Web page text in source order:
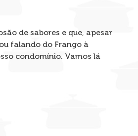
de sabores e que, apesar
falando do Frango à
condomínio. Vamos lá